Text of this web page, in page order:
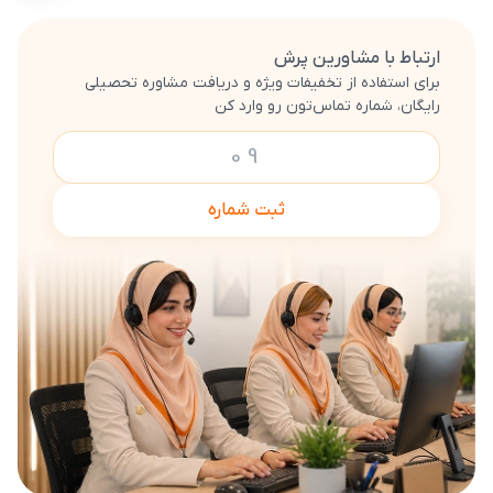
ارتباط با مشاورین پرش
برای استفاده از تخفیفات ویژه و دریافت مشاوره تحصیلی
رایگان، شماره تماس‌تون رو وارد کن
ثبت شماره